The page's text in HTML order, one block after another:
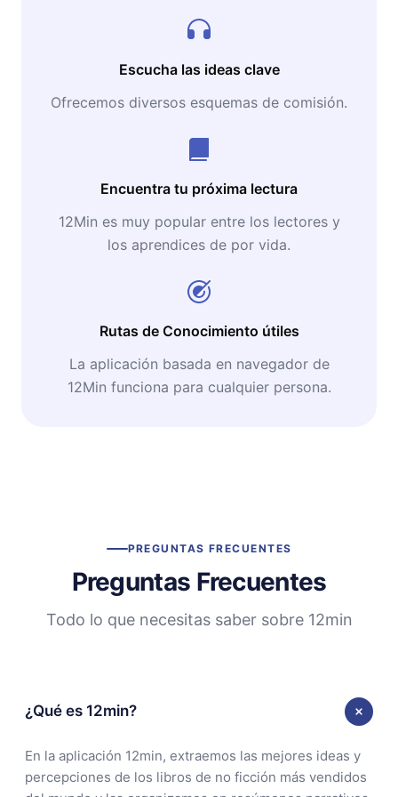
Escucha las ideas clave
Ofrecemos diversos esquemas de comisión.
Encuentra tu próxima lectura
12Min es muy popular entre los lectores y
los aprendices de por vida.
Rutas de Conocimiento útiles
La aplicación basada en navegador de
12Min funciona para cualquier persona.
PREGUNTAS FRECUENTES
Preguntas Frecuentes
Todo lo que necesitas saber sobre 12min
¿Qué es 12min?
En la aplicación 12min, extraemos las mejores ideas y
percepciones de los libros de no ficción más vendidos